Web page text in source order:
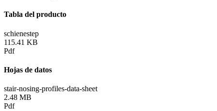
Tabla del producto
schienestep
115.41 KB
Pdf
Hojas de datos
stair-nosing-profiles-data-sheet
2.48 MB
Pdf